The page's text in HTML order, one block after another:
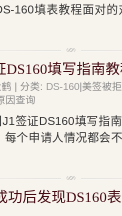
160填表教程面对
DS160填写指南
| 分类: DS-160 |美签被
因查询
签证DS160填写指
每个申请人情况都会
功后发现DS160